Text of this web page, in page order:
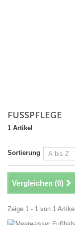
FUSSPFLEGE
1 Artikel
Sortierung
Vergleichen (0)
Zeige 1 - 1 von 1 Artikel